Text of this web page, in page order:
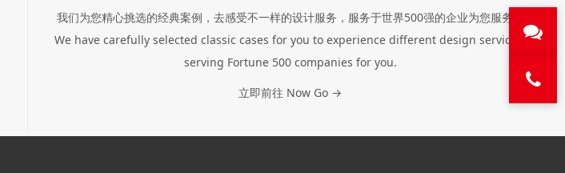
我们为您精心挑选的经典案例，去感受不一样的设计服务，服务于世界500强的企业为您服务。
We have carefully selected classic cases for you to experience different design services,
serving Fortune 500 companies for you.
立即前往 Now Go →